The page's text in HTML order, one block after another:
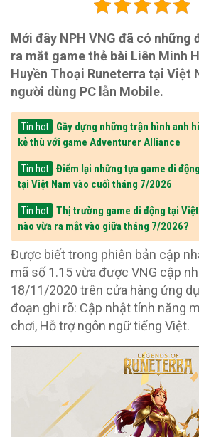
Mới đây NPH VNG đã có những
ra mắt game thẻ bài Liên Minh
Huyền Thoại Runeterra tại Việt
người dùng PC lẫn Mobile.
Tin hot
Gầy dựng những trận hình anh
kẻ thù với game Adventurer Alliance
Tin hot
Điểm lại những tựa game di
tại Việt Nam vào cuối tháng 7/2026
Tin hot
Thị trường game di động tại
nào vừa ra mắt vào giữa tháng 7/2026?
Được biết trong phiên bản cập
mã số 1.15 vừa được VNG cập
18/11/2020 trên cửa hàng ứng
đoạn ghi rõ: Cập nhật tính năng
chơi, Hỗ trợ ngôn ngữ tiếng Việt.